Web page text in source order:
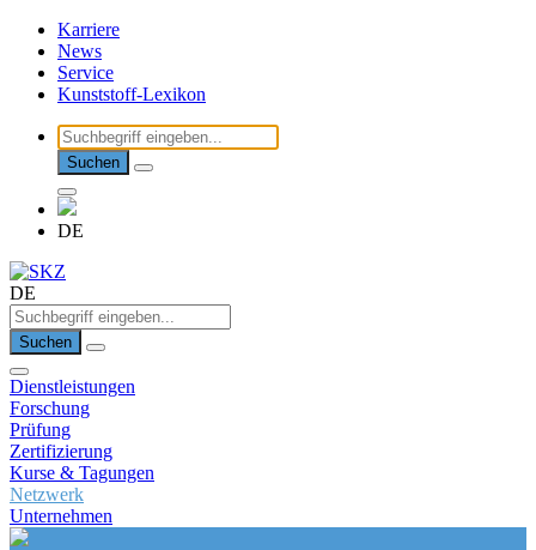
Karriere
News
Service
Kunststoff-Lexikon
Suchen
DE
DE
Suchen
Dienstleistungen
Forschung
Prüfung
Zertifizierung
Kurse & Tagungen
Netzwerk
Unternehmen